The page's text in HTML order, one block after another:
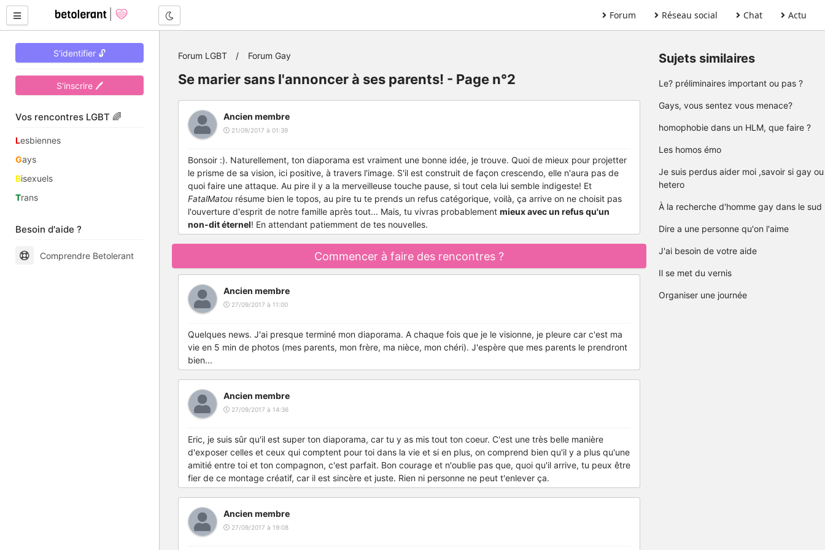
Forum Réseau social Chat Actu
S'identifier 🔓
S'inscrire 🖊
Vos rencontres LGBT 🌈
Lesbiennes
Gays
Bisexuels
Trans
Besoin d'aide ?
Comprendre Betolerant
Forum LGBT Forum Gay
Se marier sans l'annoncer à ses parents! - Page n°2
Ancien membre
21/09/2017 à 01:39
Bonsoir :). Naturellement, ton diaporama est vraiment une bonne idée, je trouve. Quoi de mieux pour projetter
le prisme de sa vision, ici positive, à travers l'image. S'il est construit de façon crescendo, elle n'aura pas de
quoi faire une attaque. Au pire il y a la merveilleuse touche pause, si tout cela lui semble indigeste! Et
FatalMatou résume bien le topos, au pire tu te prends un refus catégorique, voilà, ça arrive on ne choisit pas
l'ouverture d'esprit de notre famille après tout... Mais, tu vivras probablement mieux avec un refus qu'un
non-dit éternel! En attendant patiemment de tes nouvelles.
Commencer à faire des rencontres ?
Ancien membre
27/09/2017 à 11:00
Quelques news. J'ai presque terminé mon diaporama. A chaque fois que je le visionne, je pleure car c'est ma
vie en 5 min de photos (mes parents, mon frère, ma nièce, mon chéri). J'espère que mes parents le prendront
bien...
Ancien membre
27/09/2017 à 14:36
Eric, je suis sûr qu'il est super ton diaporama, car tu y as mis tout ton coeur. C'est une très belle manière
d'exposer celles et ceux qui comptent pour toi dans la vie et si en plus, on comprend bien qu'il y a plus qu'une
amitié entre toi et ton compagnon, c'est parfait. Bon courage et n'oublie pas que, quoi qu'il arrive, tu peux être
fier de ce montage créatif, car il est sincère et juste. Rien ni personne ne peut t'enlever ça.
Ancien membre
27/09/2017 à 19:08
Sujets similaires
Le? préliminaires important ou pas ?
Gays, vous sentez vous menace?
homophobie dans un HLM, que faire ?
Les homos émo
Je suis perdus aider moi ,savoir si gay ou
hetero
À la recherche d'homme gay dans le sud
Dire a une personne qu'on l'aime
J'ai besoin de votre aide
Il se met du vernis
Organiser une journée